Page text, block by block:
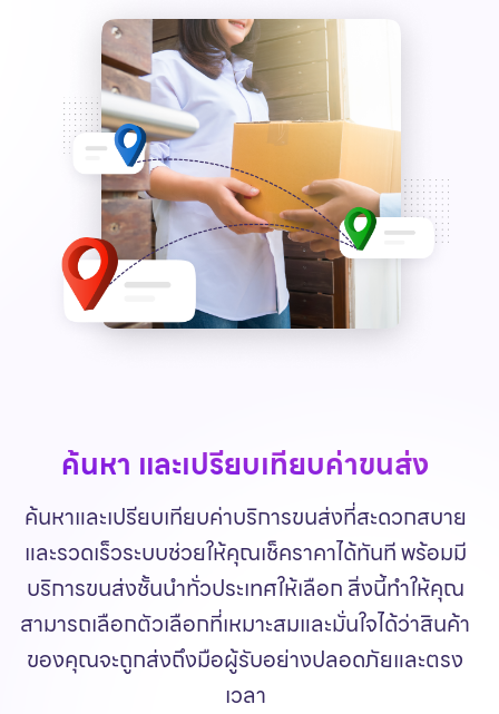
ค้นหา และเปรียบเทียบค่าขนส่ง
ค้นหาและเปรียบเทียบค่าบริการขนส่งที่สะดวกสบาย
และรวดเร็วระบบช่วยให้คุณเช็คราคาได้ทันที พร้อมมี
บริการขนส่งชั้นนำทั่วประเทศให้เลือก สิ่งนี้ทำให้คุณ
สามารถเลือกตัวเลือกที่เหมาะสมและมั่นใจได้ว่าสินค้า
ของคุณจะถูกส่งถึงมือผู้รับอย่างปลอดภัยและตรง
เวลา